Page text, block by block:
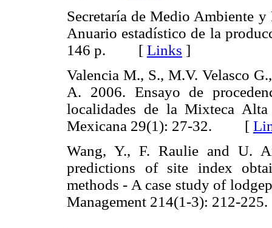
Secretaría de Medio Ambiente
Anuario estadístico de la
146 p. [ Links ]
Valencia M., S., M.V. Velasco
A. 2006. Ensayo de
localidades de la Mixteca
Mexicana 29(1): 27-32. [
Wang, Y., F. Raulie and U.
predictions of site index
methods - A case study of
Management 214(1-3):